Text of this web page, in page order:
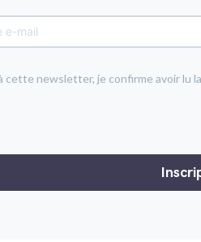
cette newsletter, je confirme avoir lu